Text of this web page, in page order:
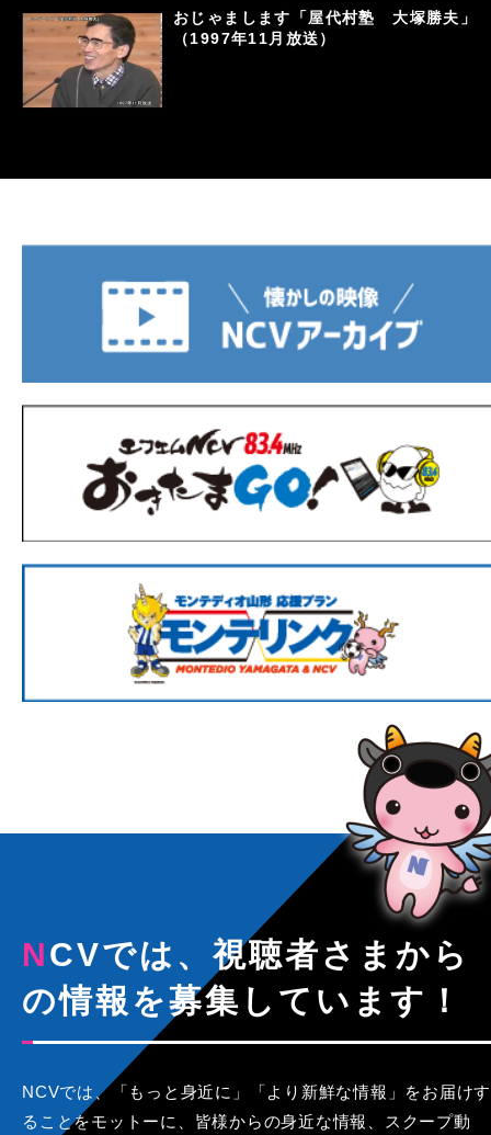
おじゃまします「屋代村塾 大塚勝夫」
（1997年11月放送）
NCVでは、視聴者さまから
の情報を募集しています！
NCVでは、「もっと身近に」「より新鮮な情報」をお届けす
ることをモットーに、皆様からの身近な情報、スクープ動